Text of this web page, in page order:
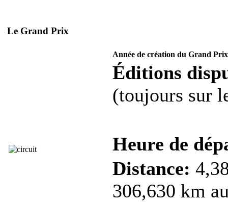
Le Grand Prix
Année de création du Grand
Éditions
(toujours sur
Heure de
Distance:
306,630 km